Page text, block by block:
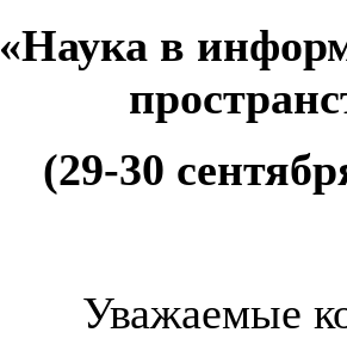
«Наука в
(29-30
Уважаемые